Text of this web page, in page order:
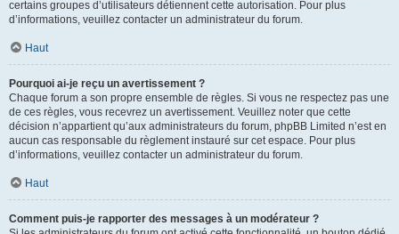
certains groupes d’utilisateurs détiennent cette autorisation. Pour plus
d’informations, veuillez contacter un administrateur du forum.
Haut
Pourquoi ai-je reçu un avertissement ?
Chaque forum a son propre ensemble de règles. Si vous ne respectez pas une
de ces règles, vous recevrez un avertissement. Veuillez noter que cette
décision n’appartient qu’aux administrateurs du forum, phpBB Limited n’est en
aucun cas responsable du règlement instauré sur cet espace. Pour plus
d’informations, veuillez contacter un administrateur du forum.
Haut
Comment puis-je rapporter des messages à un modérateur ?